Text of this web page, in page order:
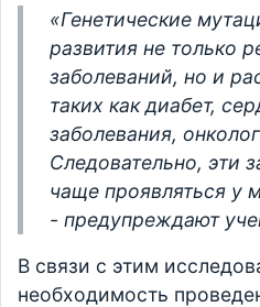
«Генетические
развития не только
заболеваний, но и
таких как диабет,
заболевания,
Следовательно, эти
чаще проявляться у
- предупреждают
В связи с этим
необходимость